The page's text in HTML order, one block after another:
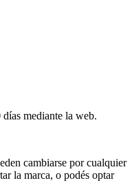
mediante la web.
cambiarse por cualquier
la marca, o podés optar